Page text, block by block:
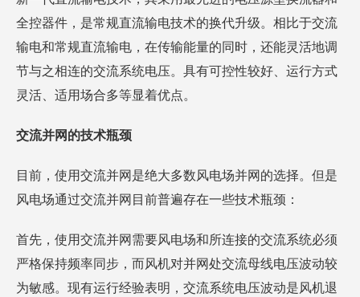
全控器件，是常规直流输电技术的换代升级。相比于交流
输电和常规直流输电，在传输能量的同时，还能灵活地调
节与之相连的交流系统电压。具有可控性较好、运行方式
灵活、适用场合多等显着优点。
交流并网的技术瓶颈
目前，使用交流并网是绝大多数风电场并网的选择。但是
风电场通过交流并网目前普遍存在一些技术瓶颈：
首先，使用交流并网需要风电场和所连接的交流系统必须
严格保持频率同步，而风机对并网处交流母线电压波动较
为敏感。现有运行经验表明，交流系统电压波动是风机退